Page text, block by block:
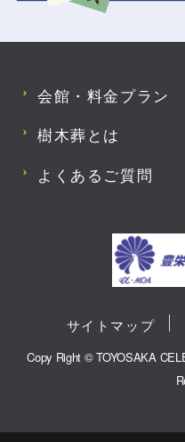
会館・料金プラン
樹木葬とは
よくあるご質問
サイトマップ
Copy Right © TOYOSAKA